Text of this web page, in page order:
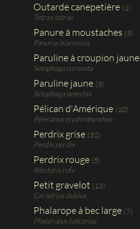
Outarde canepetière (1)
Tetrax tetrax
Panure à moustaches (3)
Panurus biarmicus
Paruline à croupion jaune
Setophaga coronata
Paruline jaune (3)
Setophaga petechia
Pélican d'Amérique (10)
Pelecanus erythrohynchos
Perdrix grise (32)
Perdix perdix
Perdrix rouge (5)
Alectoris rufa
Petit gravelot (13)
Caradrius dubius
Phalarope à bec large (7)
Phalaropus fulicarius